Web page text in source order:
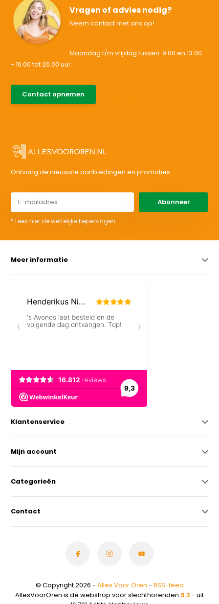
Vragen of advies nodig?
Neem contact met ons op!
Maandag t/m vrijdag tussen: 9:00 en 13:00
- 16:00 tot 20.00 uur
Contact opnemen
Ontvang de nieuwste aanbiedingen en promoties
Abonneer
* Lees hier de wettelijke beperkingen
Meer informatie
Klantenservice
Mijn account
Categorieën
Contact
© Copyright 2026 - Alles Voor Oren - RSS-feed
AllesVoorOren is dé webshop voor slechthorenden 9.3 - uit